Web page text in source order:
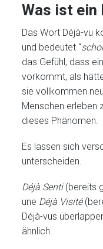
Was ist ein
Das Wort Déjà-vu
und bedeutet “
das Gefühl, dass
vorkommt, als
sie vollkommen
Menschen erleben
dieses Phänomen.
Es lassen sich
unterscheiden.
Déjà Senti(bereits
une Déjà Visité
Déjà-vus
ähnlich.